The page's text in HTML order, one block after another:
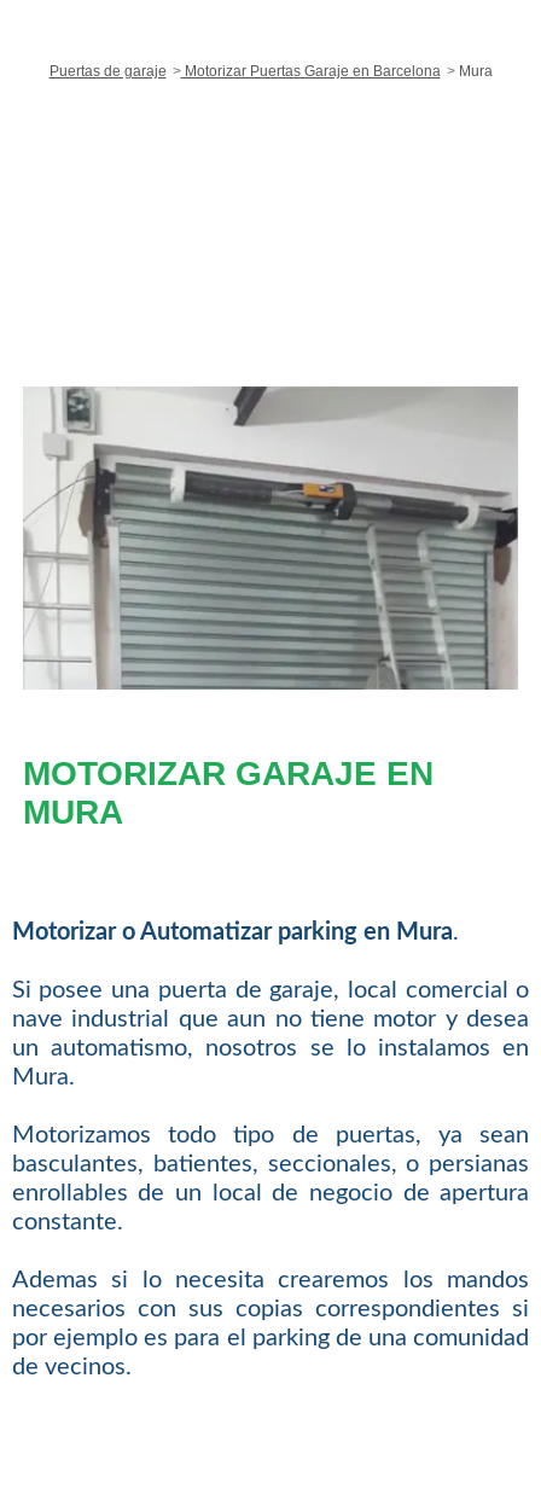
Puertas de garaje Motorizar Puertas Garaje en Barcelona Mura
MOTORIZAR GARAJE EN
MURA
Motorizar o Automatizar parking en Mura.
Si posee una puerta de garaje, local comercial o
nave industrial que aun no tiene motor y desea
un automatismo, nosotros se lo instalamos en
Mura.
Motorizamos todo tipo de puertas, ya sean
basculantes, batientes, seccionales, o persianas
enrollables de un local de negocio de apertura
constante.
Ademas si lo necesita crearemos los mandos
necesarios con sus copias correspondientes si
por ejemplo es para el parking de una comunidad
de vecinos.